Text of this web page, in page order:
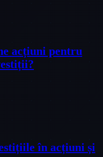
acțiuni pentru
în acțiuni și